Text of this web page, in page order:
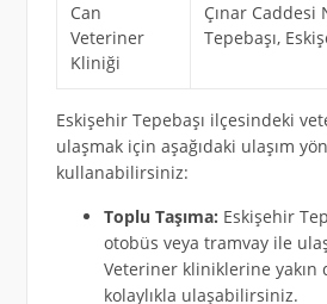
Can
Veteriner
Kliniği
Çınar Caddesi
Tepebaşı,
Eskişehir Tepebaşı ilçesindeki
ulaşmak için aşağıdaki ulaşım
kullanabilirsiniz:
Toplu Taşıma: Eskişehir
otobüs veya tramvay ile
Veteriner kliniklerine
kolaylıkla ulaşabilirsiniz.